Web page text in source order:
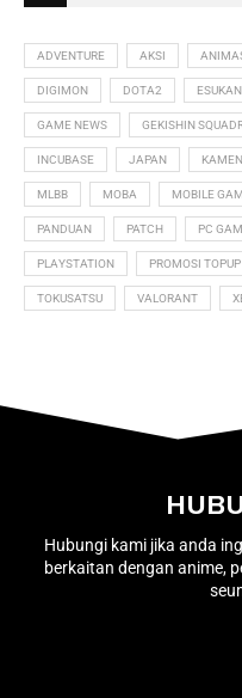
ADVENTURE AKSI
DIGIMON DOTA2 ESUKAN
GAME NEWS GEKISHIN
INCUBASE JAPAN
MLBB MOBA MOBILE
PANDUAN PATCH PC
PLAYSTATION PROMOSI TOPUP
TOKUSATSU VALORANT
Hubungi kami jika anda
berkaitan dengan anime,